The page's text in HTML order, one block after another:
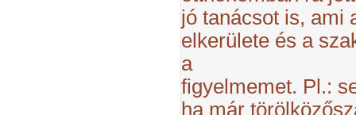
jó tanácsot is, ami
elkerülete és a
a
figyelmemet. Pl.:
ha már